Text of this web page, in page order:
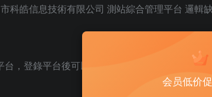
科皓信息技術有限公司 測站綜合管理平台 邏輯
，登錄平台後可以以普通用戶的權限重置所有
会员低价